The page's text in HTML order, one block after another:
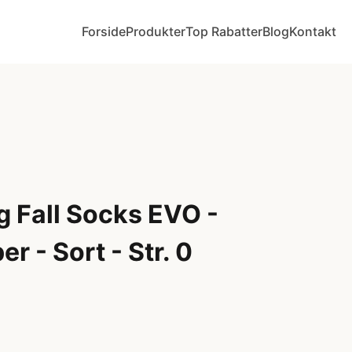
ForsideProdukterTop RabatterBlogKontakt
Fall Socks EVO -
- Sort - Str. 0